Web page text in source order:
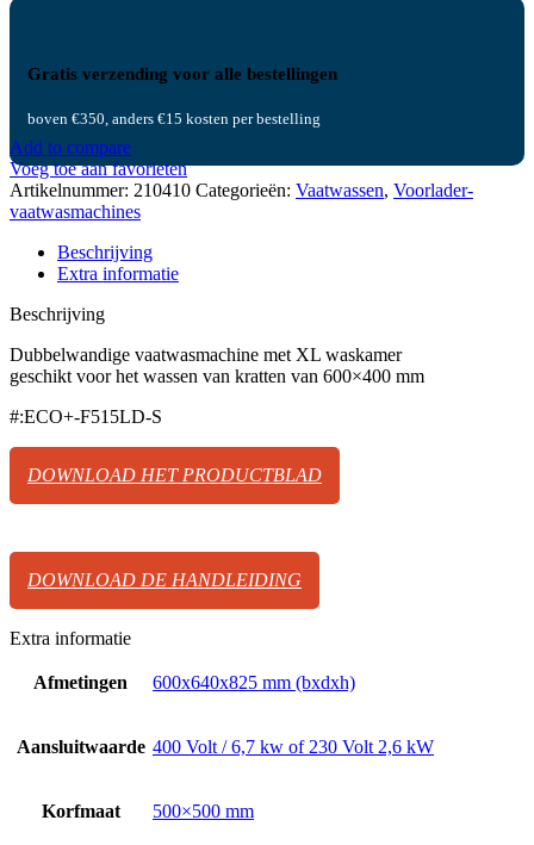
Gratis verzending voor alle bestellingen
boven €350, anders €15 kosten per bestelling
Add to compare
Voeg toe aan favorieten
Artikelnummer: 210410 Categorieën: Vaatwassen, Voorlader-
vaatwasmachines
Beschrijving
Extra informatie
Beschrijving
Dubbelwandige vaatwasmachine met XL waskamer
geschikt voor het wassen van kratten van 600×400 mm
#:ECO+-F515LD-S
DOWNLOAD HET PRODUCTBLAD
DOWNLOAD DE HANDLEIDING
Extra informatie
Afmetingen 600x640x825 mm (bxdxh)
Aansluitwaarde 400 Volt / 6,7 kw of 230 Volt 2,6 kW
Korfmaat 500×500 mm